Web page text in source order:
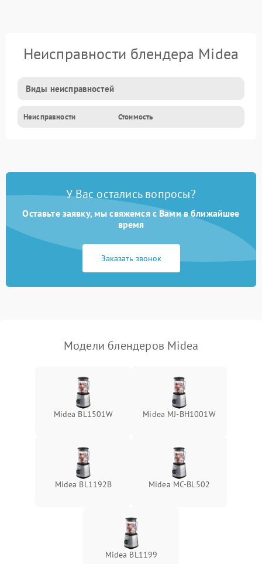
Неисправности блендера Midea
Виды неисправностей
Неисправности Стоимость
У Вас остались вопросы?
Оставьте заявку, мы свяжемся с Вами в ближайшее
время
Заказать звонок
Модели блендеров Midea
Midea BL1501W Midea MJ-BH1001W
Midea BL1192B Midea MC-BL502
Midea BL1199